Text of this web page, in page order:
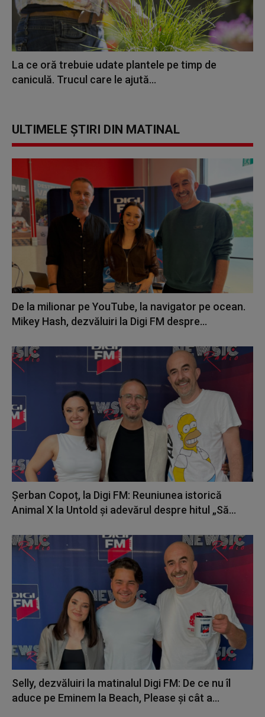
La ce oră trebuie udate plantele pe timp de
caniculă. Trucul care le ajută...
ULTIMELE ȘTIRI DIN MATINAL
De la milionar pe YouTube, la navigator pe ocean.
Mikey Hash, dezvăluiri la Digi FM despre...
Șerban Copoț, la Digi FM: Reuniunea istorică
Animal X la Untold și adevărul despre hitul „Să...
Selly, dezvăluiri la matinalul Digi FM: De ce nu îl
aduce pe Eminem la Beach, Please și cât a...